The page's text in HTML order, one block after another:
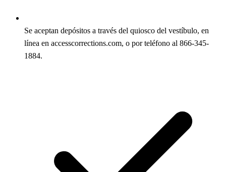
Se aceptan depósitos a través del quiosco del vestíbulo, en
línea en accesscorrections.com, o por teléfono al 866-345-
1884.